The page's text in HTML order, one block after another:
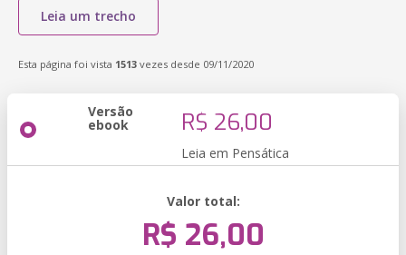
Leia um trecho
Esta página foi vista 1513 vezes desde 09/11/2020
Versão
ebook R$ 26,00
Leia em Pensática
Valor total:
R$ 26,00